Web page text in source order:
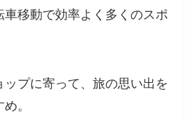
移動で効率よく多くのスポ
プに寄って、旅の思い出を
。